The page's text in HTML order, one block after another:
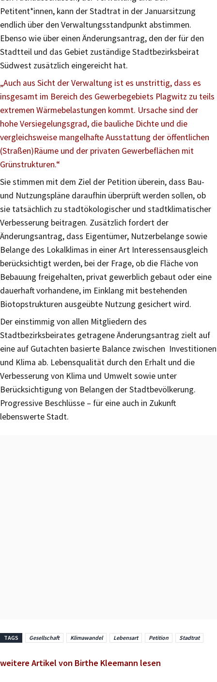
Petitent*innen, kann der Stadtrat in der Januarsitzung
endlich über den Verwaltungsstandpunkt abstimmen.
Ebenso wie über einen Änderungsantrag, den der für den
Stadtteil und das Gebiet zuständige Stadtbezirksbeirat
Südwest zusätzlich eingereicht hat.
„Auch aus Sicht der Verwaltung ist es unstrittig, dass es
insgesamt im Bereich des Gewerbegebiets Plagwitz zu teils
extremen Wärmebelastungen kommt. Ursache sind der
hohe Versiegelungsgrad, die bauliche Dichte und die
vergleichsweise mangelhafte Ausstattung der öffentlichen
(Straßen)Räume und der privaten Gewerbeflächen mit
Grünstrukturen.“
Sie stimmen mit dem Ziel der Petition überein, dass Bau-
und Nutzungspläne daraufhin überprüft werden sollen, ob
sie tatsächlich zu stadtökologischer und stadtklimatischer
Verbesserung beitragen. Zusätzlich fordert der
Änderungsantrag, dass Eigentümer, Nutzerbelange sowie
Belange des Lokalklimas in einer Art Interessensausgleich
berücksichtigt werden, bei der Frage, ob die Fläche von
Bebauung freigehalten, privat gewerblich gebaut oder eine
dauerhaft vorhandene, im Einklang mit bestehenden
Biotopstrukturen ausgeübte Nutzung gesichert wird.
Der einstimmig von allen Mitgliedern des
Stadtbezirksbeirates getragene Änderungsantrag zielt auf
eine auf Gutachten basierte Balance zwischen Investitionen
und Klima ab. Lebensqualität durch den Erhalt und die
Verbesserung von Klima und Umwelt sowie unter
Berücksichtigung von Belangen der Stadtbevölkerung.
Progressive Beschlüsse – für eine auch in Zukunft
lebenswerte Stadt.
TAGS Gesellschaft Klimawandel Lebensart Petition Stadtrat
weitere Artikel von Birthe Kleemann lesen